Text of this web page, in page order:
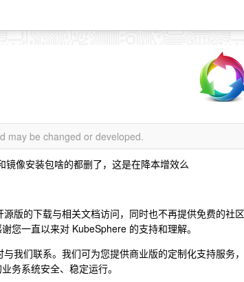
may be changed or developed.
像安装包啥的都删了，这是在降本增效么
版的下载与相关文档访问，同时也不再提供免费的社区
您一直以来对 KubeSphere 的支持和理解。
我们联系。我们可为您提供商业版的定制化支持服务，
务系统安全、稳定运行。